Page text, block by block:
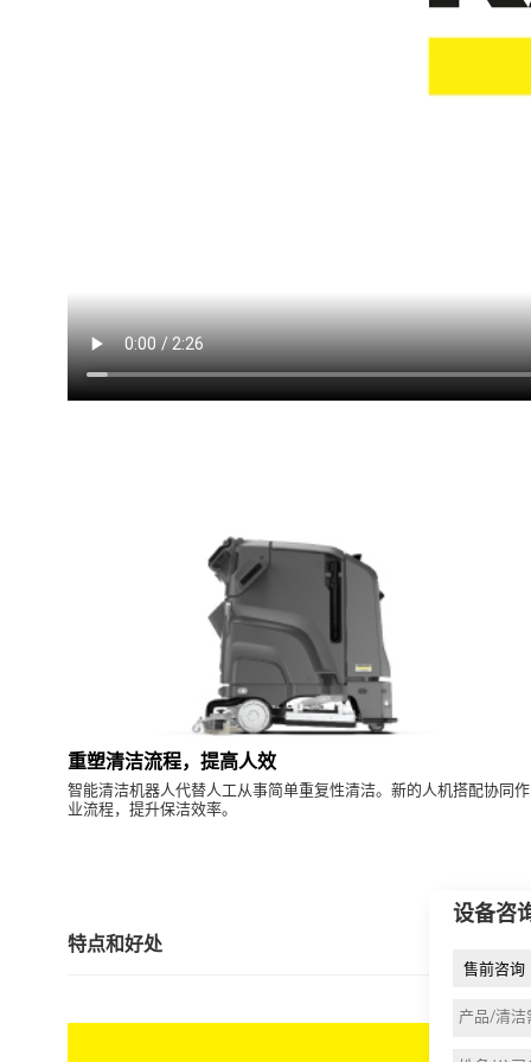
重塑清洁流程，提高人效
智能清洁机器人代替人工从事简单重复性清洁。新的人机搭配协同作
业流程，提升保洁效率。
特点和好处
设备咨